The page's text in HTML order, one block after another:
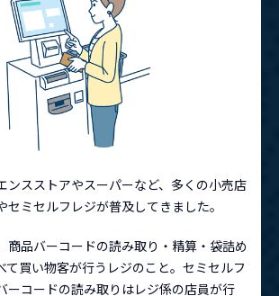
ンスストアやスーパーなど、多くの小売店
セミセルフレジが普及してきました。
商品バーコードの読み取り・精算・袋詰め
て買い物客が行うレジのこと。セミセルフ
ーコードの読み取りはレジ係の店員が行